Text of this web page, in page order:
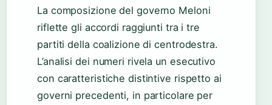
La composizione del governo Meloni
riflette gli accordi raggiunti tra i tre
partiti della coalizione di centrodestra.
L’analisi dei numeri rivela un esecutivo
con caratteristiche distintive rispetto ai
governi precedenti, in particolare per